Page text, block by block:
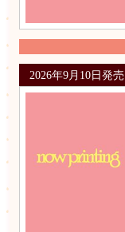
2026年9月10日発売